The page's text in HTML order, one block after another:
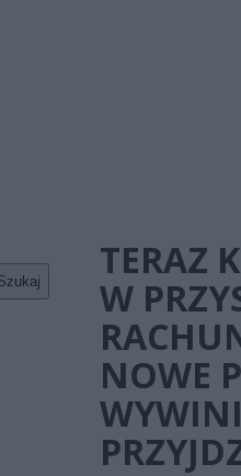
TERAZ
W
NOWE